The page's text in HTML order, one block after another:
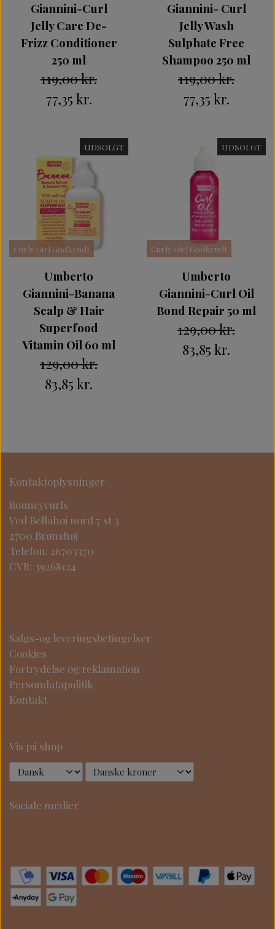
Giannini-Curl
Jelly Care De-
Frizz Conditioner
250 ml
119,00 kr.
77,35 kr.
Giannini- Curl
Jelly Wash
Sulphate Free
Shampoo 250 ml
119,00 kr.
77,35 kr.
UDSOLGT
Curly Girl Godkendt
Umberto
Giannini-Banana
Scalp & Hair
Superfood
Vitamin Oil 60 ml
129,00 kr.
83,85 kr.
UDSOLGT
Curly Girl Godkendt
Umberto
Giannini-Curl Oil
Bond Repair 50 ml
129,00 kr.
83,85 kr.
Kontaktoplysninger
Bouncycurls
Ved Bellahøj nord 7 st 3
2700 Brønshøj
Telefon: 26703370
CVR: 39268124
Salgs-og leveringsbetingelser
Cookies
Fortrydelse og reklamation
Persondatapolitik
Kontakt
Vis på shop
Sociale medier